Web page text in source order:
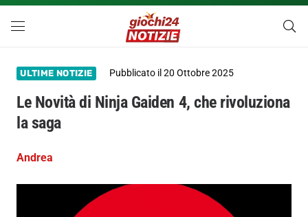
ULTIME NOTIZIE Pubblicato il20 Ottobre 2025
Le Novità di Ninja Gaiden 4, che rivoluziona
la saga
Andrea